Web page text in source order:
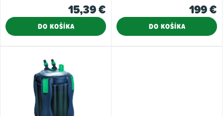
v
15,39 €
DO KOŠÍKA
199 €
DO KOŠÍKA